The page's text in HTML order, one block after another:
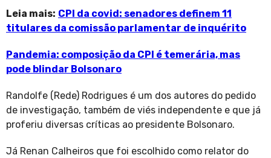
Leia mais: CPI da covid: senadores definem 11
titulares da comissão parlamentar de inquérito
Pandemia: composição da CPI é temerária, mas
pode blindar Bolsonaro
Randolfe (Rede) Rodrigues é um dos autores do pedido
de investigação, também de viés independente e que já
proferiu diversas críticas ao presidente Bolsonaro.
Já Renan Calheiros que foi escolhido como relator do